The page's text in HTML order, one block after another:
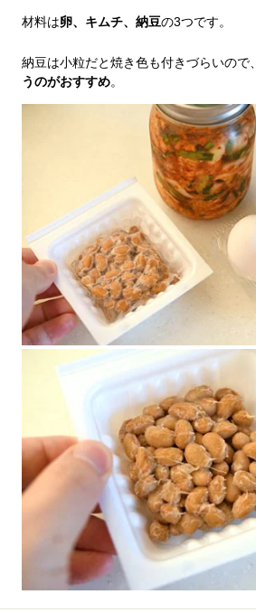
材料は卵、キムチ、納豆の3つです。
納豆は小粒だと焼き色も付きづらいので、
うのがおすすめ。